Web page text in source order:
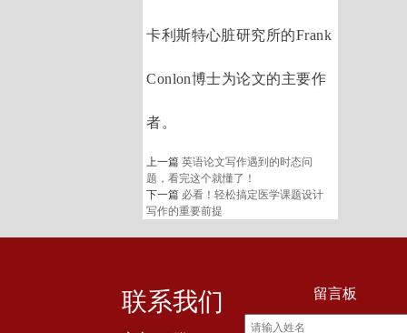
卡利斯特心脏研究所的Frank
Conlon博士为论文的主要作
者。
上一篇英语论文写作遇到的时态问
题，看完这个就懂了！
下一篇 必看！轻松搞定医学课题设计
写作的重要前提
联系我们 留言板